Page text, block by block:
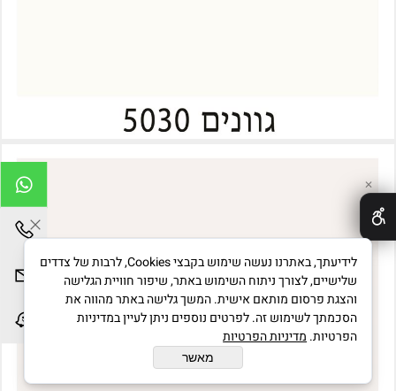
✕
לידיעתך, באתרנו נעשה שימוש בקבצי Cookies, לרבות של צדדים
שלישיים, לצורך ניתוח השימוש באתר, שיפור חוויית הגלישה
והצגת פרסום מותאם אישית. המשך גלישה באתר מהווה את
הסכמתך לשימוש זה. לפרטים נוספים ניתן לעיין במדיניות
הפרטיות. מדיניות הפרטיות
מאשר